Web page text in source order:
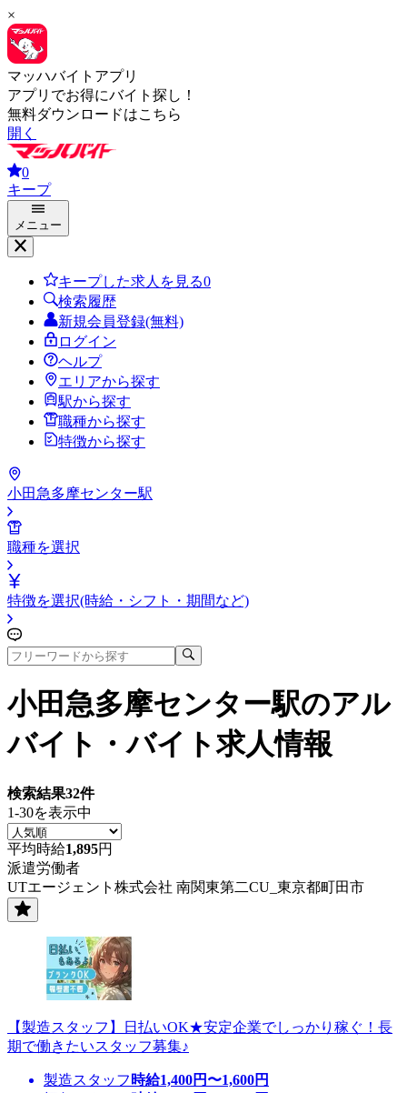
×
マッハバイトアプリ
アプリでお得にバイト探し！
無料ダウンロードはこちら
開く
0
キープ
メニュー
キープした求人を見る0
検索履歴
新規会員登録(無料)
ログイン
ヘルプ
エリアから探す
駅から探す
職種から探す
特徴から探す
小田急多摩センター駅
職種を選択
特徴を選択(時給・シフト・期間など)
小田急多摩センター駅のアル
バイト・バイト求人情報
検索結果32件
1-30を表示中
平均時給1,895円
派遣労働者
UTエージェント株式会社 南関東第二CU_東京都町田市
【製造スタッフ】日払いOK★安定企業でしっかり稼ぐ！長
期で働きたいスタッフ募集♪
製造スタッフ 時給1,400円〜1,600円